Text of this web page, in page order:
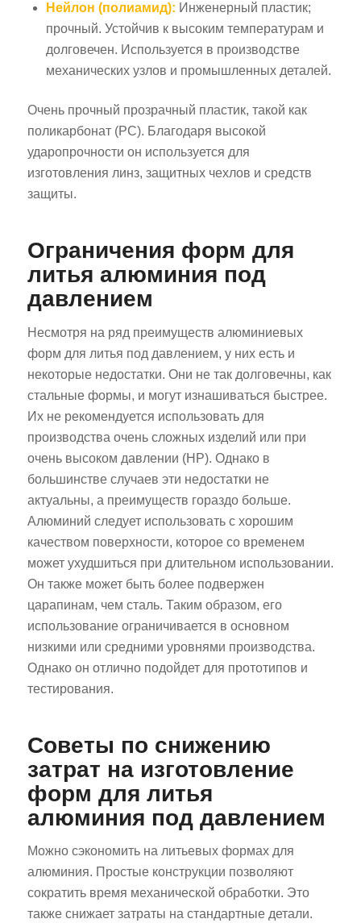
Нейлон (полиамид): Инженерный пластик;
прочный. Устойчив к высоким температурам и
долговечен. Используется в производстве
механических узлов и промышленных деталей.
Очень прочный прозрачный пластик, такой как
поликарбонат (PC). Благодаря высокой
ударопрочности он используется для
изготовления линз, защитных чехлов и средств
защиты.
Ограничения форм для
литья алюминия под
давлением
Несмотря на ряд преимуществ алюминиевых
форм для литья под давлением, у них есть и
некоторые недостатки. Они не так долговечны, как
стальные формы, и могут изнашиваться быстрее.
Их не рекомендуется использовать для
производства очень сложных изделий или при
очень высоком давлении (HP). Однако в
большинстве случаев эти недостатки не
актуальны, а преимуществ гораздо больше.
Алюминий следует использовать с хорошим
качеством поверхности, которое со временем
может ухудшиться при длительном использовании.
Он также может быть более подвержен
царапинам, чем сталь. Таким образом, его
использование ограничивается в основном
низкими или средними уровнями производства.
Однако он отлично подойдет для прототипов и
тестирования.
Советы по снижению
затрат на изготовление
форм для литья
алюминия под давлением
Можно сэкономить на литьевых формах для
алюминия. Простые конструкции позволяют
сократить время механической обработки. Это
также снижает затраты на стандартные детали.